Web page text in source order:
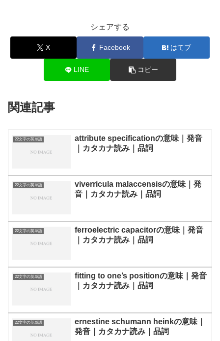
シェアする
X Facebook はてブ
LINE コピー
関連記事
22文字の英単語
attribute specificationの意味｜発音
｜カタカナ読み｜品詞
22文字の英単語
viverricula malaccensisの意味｜発
音｜カタカナ読み｜品詞
22文字の英単語
ferroelectric capacitorの意味｜発音
｜カタカナ読み｜品詞
22文字の英単語
fitting to one’s positionの意味｜発音
｜カタカナ読み｜品詞
22文字の英単語
ernestine schumann heinkの意味｜
発音｜カタカナ読み｜品詞